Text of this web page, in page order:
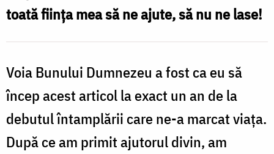
toată fiinţamea săne ajute, sănu ne lase!
Voia Bunului Dumnezeu a fost ca eu să
încep acest articol la exact un an de la
debutul întamplării care ne-a marcat viața.
După ce am primit ajutorul divin, am